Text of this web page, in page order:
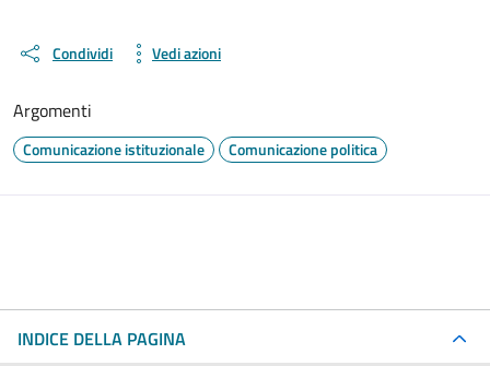
Condividi Vedi azioni
Argomenti
Comunicazione istituzionale Comunicazione politica
INDICE DELLA PAGINA